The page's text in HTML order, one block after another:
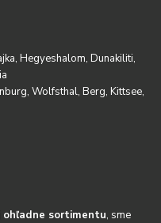
Hegyeshalom, Dunakiliti,
Wolfsthal, Berg, Kittsee,
ohľadne sortimentu, sme